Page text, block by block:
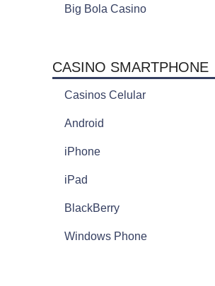
Big Bola Casino
CASINO SMARTPHONE
Casinos Celular
Android
iPhone
iPad
BlackBerry
Windows Phone